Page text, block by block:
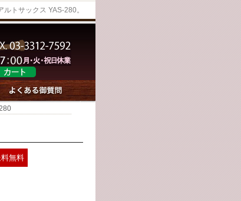
トサックス YAS-280。
無料